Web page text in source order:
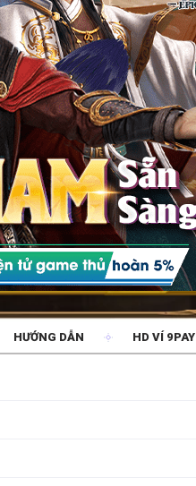
HƯỚNG DẪN HD VÍ 9PAY